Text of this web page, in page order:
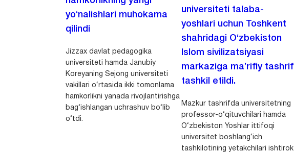
yo‘nalishlari muhokama
qilindi
Jizzax davlat pedagogika
universiteti hamda Janubiy
Koreyaning Sejong universiteti
vakillari o‘rtasida ikki tomonlama
hamkorlikni yanada rivojlantirishga
bag‘ishlangan uchrashuv bo‘lib
o‘tdi.
universiteti talaba-
yoshlari uchun Toshkent
shahridagi O‘zbekiston
Islom sivilizatsiyasi
markaziga ma’rifiy tashrif
tashkil etildi.
Mazkur tashrifda universitetning
professor-o‘qituvchilari hamda
O‘zbekiston Yoshlar ittifoqi
universitet boshlang‘ich
tashkilotining yetakchilari ishtirok